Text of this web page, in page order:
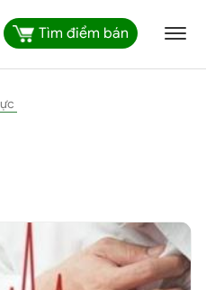
Tìm điểm bán